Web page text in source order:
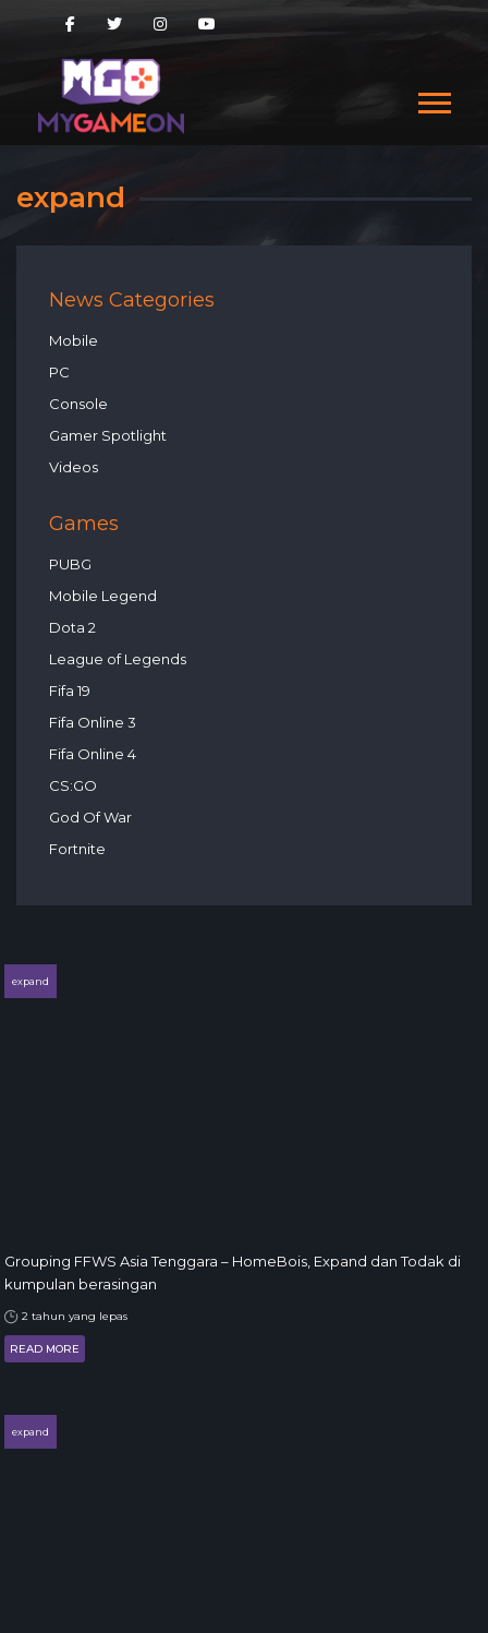
expand
News Categories
Mobile
PC
Console
Gamer Spotlight
Videos
Games
PUBG
Mobile Legend
Dota 2
League of Legends
Fifa 19
Fifa Online 3
Fifa Online 4
CS:GO
God Of War
Fortnite
expand
Grouping FFWS Asia Tenggara – HomeBois, Expand dan Todak di
kumpulan berasingan
2 tahun yang lepas
READ MORE
expand